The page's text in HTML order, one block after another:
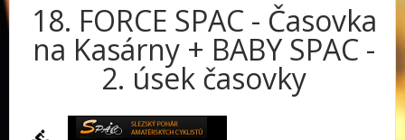
18. FORCE SPAC - Časovka
na Kasárny + BABY SPAC -
2. úsek časovky